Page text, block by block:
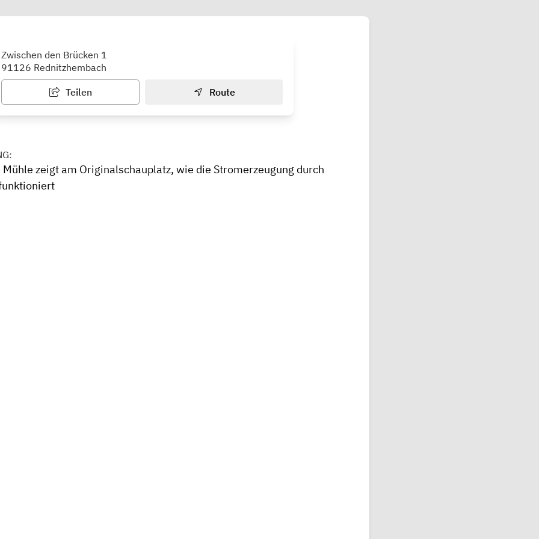
Kuhrsche Mühle
Zwischen den Brücken 1
91126 Rednitzhembach
Teilen Route
Mühle zeigt am Originalschauplatz, wie die Stromerzeugung durch